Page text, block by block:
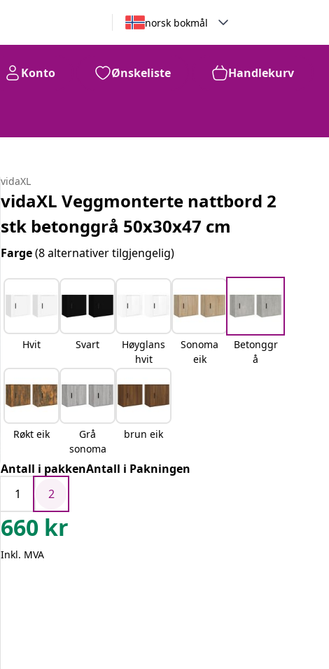
norsk bokmål
Konto Ønskeliste Handlekurv
vidaXL
vidaXL Veggmonterte nattbord 2
stk betonggrå 50x30x47 cm
Farge(8 alternativer tilgjengelig)
Hvit Svart
Høyglans
hvit
Sonoma
eik
Betonggr
å
Røkt eik
Grå
sonoma
brun eik
Antall i pakkenAntall i Pakningen
1
2
660 kr
Inkl. MVA